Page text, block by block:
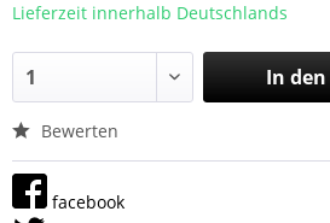
Lieferzeit innerhalb Deutschlands
In den
Bewerten
facebook